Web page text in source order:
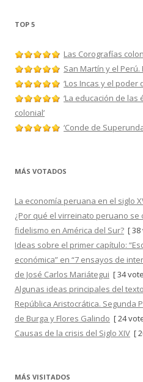
TOP 5
Las Corografías
San Martín y el
‘Los Incas y el poder
‘La educación de
colonial’
‘Conde de
MÁS VOTADOS
La economía peruana en el siglo
¿Por qué el virreinato peruano
fidelismo en América del Sur? [ 38
Ideas sobre el primer capítulo:
económica” en “7 ensayos de
de José Carlos Mariátegui [ 34
Algunas ideas principales del
República Aristocrática. Segunda
de Burga y Flores Galindo [ 24
Causas de la crisis del Siglo XIV [
MÁS VISITADOS